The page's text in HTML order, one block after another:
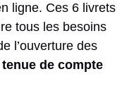
ligne. Ces 6 livrets
tous les besoins
l’ouverture des
de compte